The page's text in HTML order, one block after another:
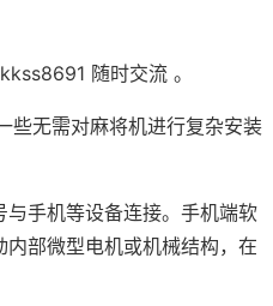
随时交流 。
些无需对麻将机进行复杂安装
手机等设备连接。手机端软
部微型电机或机械结构，在